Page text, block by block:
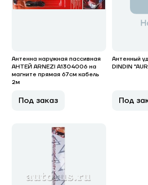
Антенна наружная пассивная
АНТЕЙ ARNEZI A1304006 на
магните прямая 67см кабель
2м
Под заказ
Антенный
DINDIN
Под